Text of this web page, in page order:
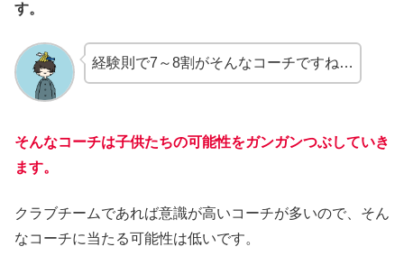
す。
経験則で7～8割がそんなコーチですね…
そんなコーチは子供たちの可能性をガンガンつぶしていき
ます。
クラブチームであれば意識が高いコーチが多いので、そん
なコーチに当たる可能性は低いです。